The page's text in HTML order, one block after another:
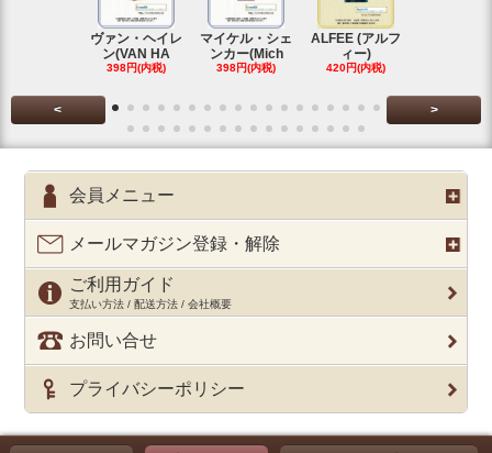
ヴァン・ヘイレ
ン(VAN HA
398円(内税)
マイケル・シェ
ンカー(Mich
398円(内税)
ALFEE (アルフ
ィー)
420円(内税)
< >
会員メニュー
メールマガジン登録・解除
ご利用ガイド
支払い方法 / 配送方法 / 会社概要
お問い合せ
プライバシーポリシー